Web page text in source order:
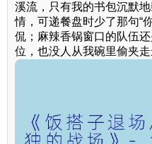
溪流，只有我的书包沉默
情，可递餐盘时少了那句“
侃；麻辣香锅窗口的队伍
位，也没人从我碗里偷夹走